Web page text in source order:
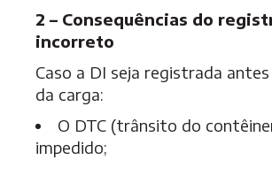
2 – Consequências do
incorreto
Caso a DI seja registrada
da carga:
O DTC (trânsito do
impedido;